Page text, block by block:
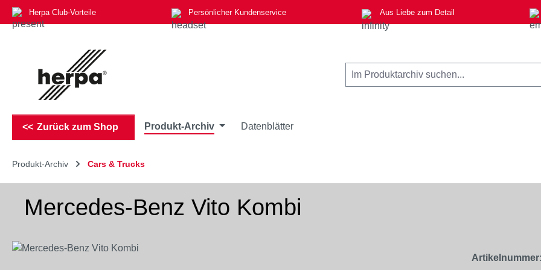
Hauptinhalt springen
Zur Suche springen
Zur Hauptnavigation springen
Herpa Club-Vorteile Persönlicher Kundenservice Aus Liebe zum Detail
Zurück zum Shop Produkt-Archiv Datenblätter
Produkt-Archiv Cars & Trucks
Mercedes-Benz Vito Kombi
Bildergalerie überspringen